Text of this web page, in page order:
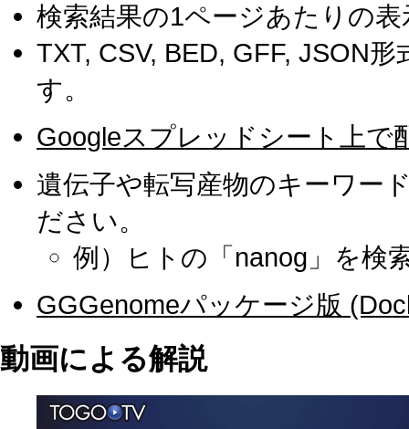
検索結果の1ページあたりの
TXT, CSV, BED, GFF, JSON
す。
Googleスプレッドシート上で
遺伝子や転写産物のキーワー
ださい。
例）ヒトの「nanog」を検
GGGenomeパッケージ版
動画による解説